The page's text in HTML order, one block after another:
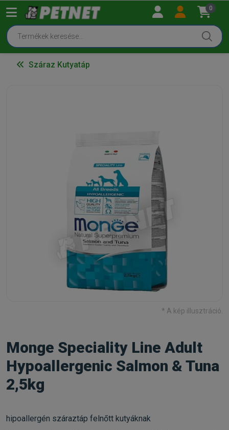
0
Száraz Kutyatáp
* A kép illusztráció.
Monge Speciality Line Adult
Hypoallergenic Salmon & Tuna
2,5kg
hipoallergén száraztáp felnőtt kutyáknak